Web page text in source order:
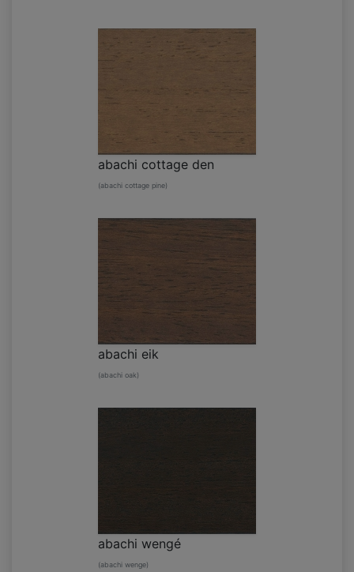
abachi cottage den
(abachi cottage pine)
abachi eik
(abachi oak)
abachi wengé
(abachi wenge)